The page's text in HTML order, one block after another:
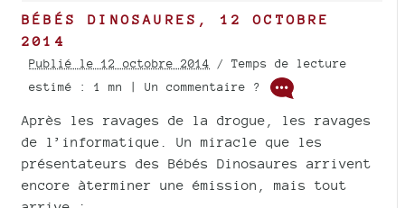
BÉBÉS DINOSAURES, 12 OCTOBRE
2014
Publié le 12 octobre 2014 / Temps de lecture
estimé : 1 mn | Un commentaire ?
Après les ravages de la drogue, les ravages
de l’informatique. Un miracle que les
présentateurs des Bébés Dinosaures arrivent
encore àterminer une émission, mais tout